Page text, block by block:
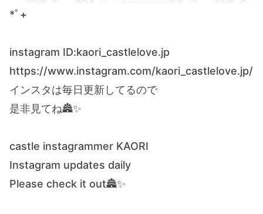
*ﾟ+
instagram ID:kaori_castlelove.jp
https://www.instagram.com/kaori_castlelove.jp/
インスタは毎日更新してるので
是非見てね🏯✨
castle instagrammer KAORI
Instagram updates daily
Please check it out🏯✨